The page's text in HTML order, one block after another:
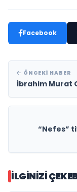
Facebook
ÖNCEKI HABER
İbrahim Murat
“Nefes”
İLGINIZI